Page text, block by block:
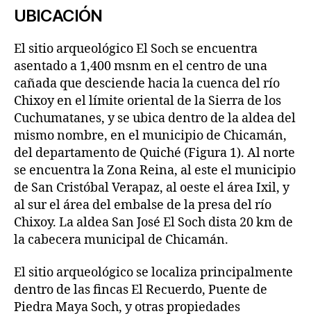
UBICACIÓN
El sitio arqueológico El Soch se encuentra
asentado a 1,400 msnm en el centro de una
cañada que desciende hacia la cuenca del río
Chixoy en el límite oriental de la Sierra de los
Cuchumatanes, y se ubica dentro de la aldea del
mismo nombre, en el municipio de Chicamán,
del departamento de Quiché (Figura 1). Al norte
se encuentra la Zona Reina, al este el municipio
de San Cristóbal Verapaz, al oeste el área Ixil, y
al sur el área del embalse de la presa del río
Chixoy. La aldea San José El Soch dista 20 km de
la cabecera municipal de Chicamán.
El sitio arqueológico se localiza principalmente
dentro de las fincas El Recuerdo, Puente de
Piedra Maya Soch, y otras propiedades